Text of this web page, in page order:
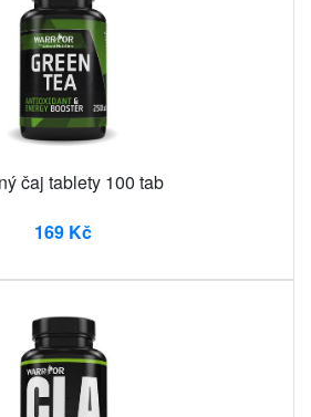
čaj tablety 100 tab
169 Kč